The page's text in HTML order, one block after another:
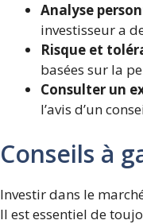
Analyse
investisseur a
Risque et
basées sur la
Consulter un
l’avis d’un
Conseils à
Investir dans le
Il est essentiel de